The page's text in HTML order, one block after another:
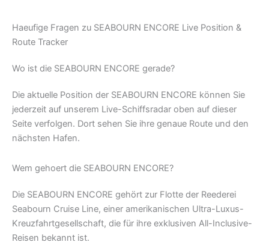
Haeufige Fragen zu SEABOURN ENCORE Live Position &
Route Tracker
Wo ist die SEABOURN ENCORE gerade?
Die aktuelle Position der SEABOURN ENCORE können Sie
jederzeit auf unserem Live-Schiffsradar oben auf dieser
Seite verfolgen. Dort sehen Sie ihre genaue Route und den
nächsten Hafen.
Wem gehoert die SEABOURN ENCORE?
Die SEABOURN ENCORE gehört zur Flotte der Reederei
Seabourn Cruise Line, einer amerikanischen Ultra-Luxus-
Kreuzfahrtgesellschaft, die für ihre exklusiven All-Inclusive-
Reisen bekannt ist.